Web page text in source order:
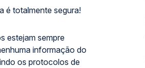
é totalmente segura!
estejam sempre
informação do
os protocolos de